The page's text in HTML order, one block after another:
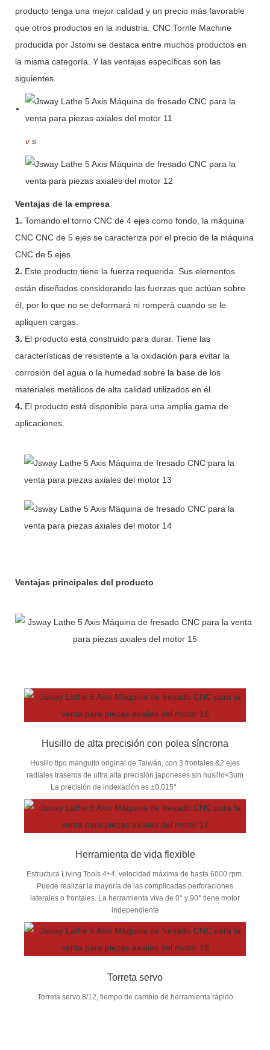
producto tenga una mejor calidad y un precio más favorable
que otros productos en la industria. CNC Tornle Machine
producida por Jstomi se destaca entre muchos productos en
la misma categoría. Y las ventajas específicas son las
siguientes.
vs
Ventajas de la empresa
1. Tomando el torno CNC de 4 ejes como fondo, la máquina
CNC CNC de 5 ejes se caracteriza por el precio de la máquina
CNC de 5 ejes.
2. Este producto tiene la fuerza requerida. Sus elementos
están diseñados considerando las fuerzas que actúan sobre
él, por lo que no se deformará ni romperá cuando se le
apliquen cargas.
3. El producto está construido para durar. Tiene las
características de resistente a la oxidación para evitar la
corrosión del agua o la humedad sobre la base de los
materiales metálicos de alta calidad utilizados en él.
4. El producto está disponible para una amplia gama de
aplicaciones.
Ventajas principales del producto
Husillo de alta precisión con polea síncrona
Husillo tipo manguito original de Taiwán, con 3 frontales.&2 ejes
radiales traseros de ultra alta precisión japoneses sin husillo<3um
La precisión de indexación es ±0,015°
Herramienta de vida flexible
Estructura Living Tools 4+4, velocidad máxima de hasta 6000 rpm.
Puede realizar la mayoría de las complicadas perforaciones
laterales o frontales. La herramienta viva de 0° y 90° tiene motor
independiente
Torreta servo
Torreta servo 8/12, tiempo de cambio de herramienta rápido